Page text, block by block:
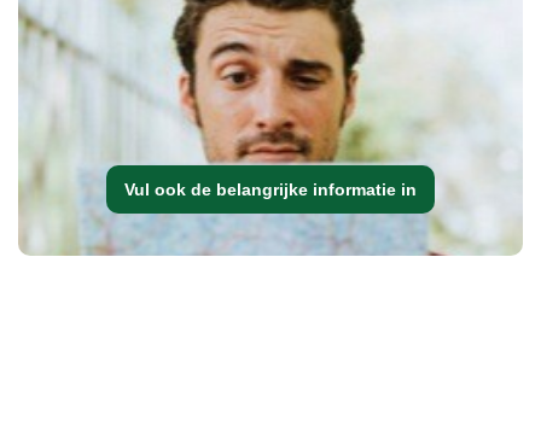
Vul ook de belangrijke informatie in